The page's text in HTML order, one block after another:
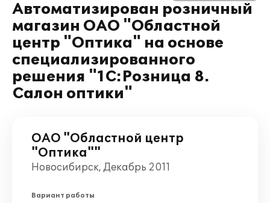
Автоматизирован розничный
магазин ОАО "Областной
центр "Оптика" на основе
специализированного
решения "1С:Розница 8.
Салон оптики"
ОАО "Областной центр
"Оптика""
Новосибирск, Декабрь 2011
Вариант работы